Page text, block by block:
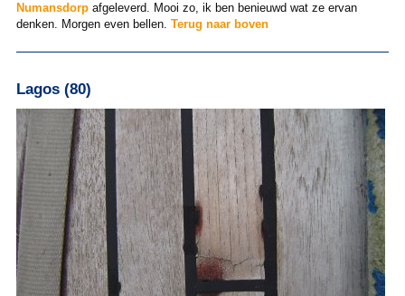
Numansdorpafgeleverd. Mooi zo, ik ben benieuwd wat ze ervan
denken. Morgen even bellen. Terug naar boven
Lagos (80)